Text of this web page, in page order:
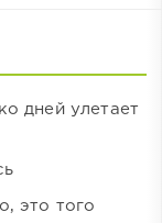
дней улетает
это того